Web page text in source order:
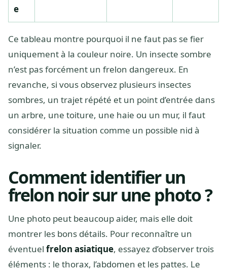
e
Ce tableau montre pourquoi il ne faut pas se fier
uniquement à la couleur noire. Un insecte sombre
n’est pas forcément un frelon dangereux. En
revanche, si vous observez plusieurs insectes
sombres, un trajet répété et un point d’entrée dans
un arbre, une toiture, une haie ou un mur, il faut
considérer la situation comme un possible nid à
signaler.
Comment identifier un
frelon noir sur une photo ?
Une photo peut beaucoup aider, mais elle doit
montrer les bons détails. Pour reconnaître un
éventuel frelon asiatique, essayez d’observer trois
éléments : le thorax, l’abdomen et les pattes. Le